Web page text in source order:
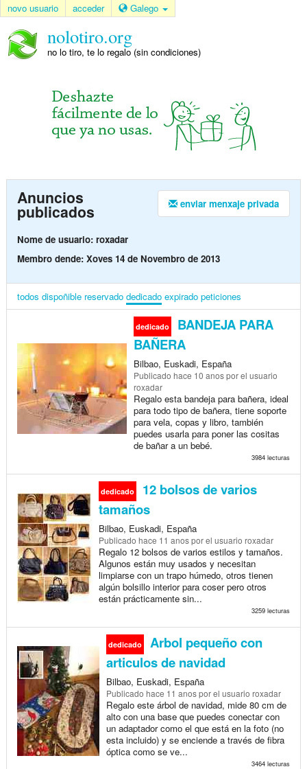
novo usuario acceder Galego
nolotiro.org
no lo tiro, te lo regalo (sin condiciones)
enviar menxaje privada
Anuncios
publicados
Nome de usuario: roxadar
Membro dende: Xoves 14 de Novembro de 2013
todos dispoñible reservado dedicado expirado peticiones
dedicado
BANDEJA PARA
BAÑERA
Bilbao, Euskadi, España
Publicado hace 10 anospor el usuario
roxadar
Regalo esta bandeja para bañera, ideal
para todo tipo de bañera, tiene soporte
para vela, copas y libro, también
puedes usarla para poner las cositas
de bañar a un bebé.
3984 lecturas
dedicado
12 bolsos de varios
tamaños
Bilbao, Euskadi, España
Publicado hace 11 anospor el usuario roxadar
Regalo 12 bolsos de varios estilos y tamaños.
Algunos están muy usados y necesitan
limpiarse con un trapo húmedo, otros tienen
algún bolsillo interior para coser pero otros
están prácticamente sin...
3259 lecturas
dedicado
Arbol pequeño con
articulos de navidad
Bilbao, Euskadi, España
Publicado hace 11 anospor el usuario roxadar
Regalo este árbol de navidad, mide 80 cm de
alto con una base que puedes conectar con
un adaptador como el que está en la foto (no
esta incluido) y se enciende a través de fibra
óptica como se ve...
3464 lecturas